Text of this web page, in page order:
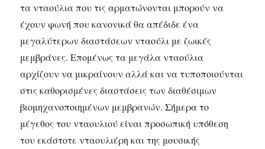
τα νταούλια που τις αρματώνονται μπορούν να
έχουν φωνή που κανονικά θα απέδιδε ένα
μεγαλύτερων διαστάσεων νταούλι με ζωικές
μεμβράνες. Επομένως τα μεγάλα νταούλια
αρχίζουν να μικραίνουν αλλά και να τυποποιούνται
στις καθορισμένες διαστάσεις των διαθέσιμων
βιομηχανοποιημένων μεμβρανών. Σήμερα το
μέγεθος του νταουλιού είναι προσωπική υπόθεση
του εκάστοτε νταουλιέρη και της μουσικής